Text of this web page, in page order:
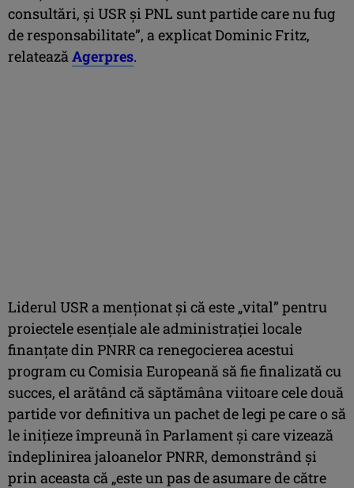
consultări, şi USR şi PNL sunt partide care nu fug
de responsabilitate”, a explicat Dominic Fritz,
relateazăAgerpres.
Liderul USR a menţionat şi că este „vital” pentru
proiectele esenţiale ale administraţiei locale
finanţate din PNRR ca renegocierea acestui
program cu Comisia Europeană să fie finalizată cu
succes, el arătând că săptămâna viitoare cele două
partide vor definitiva un pachet de legi pe care o să
le iniţieze împreună în Parlament şi care vizează
îndeplinirea jaloanelor PNRR, demonstrând şi
prin aceasta că „este un pas de asumare de către